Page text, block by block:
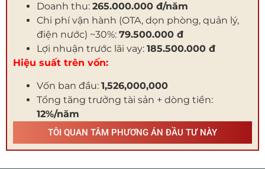
Doanh thu: 265.000.000 đ/năm
Chi phí vận hành (OTA, dọn phòng, quản lý,
điện nước) ~30%: 79.500.000 đ
Lợi nhuận trước lãi vay: 185.500.000 đ
Hiệu suất trên vốn:
Vốn ban đầu: 1,526,000,000
Tổng tăng trưởng tài sản + dòng tiền:
12%/năm
TÔI QUAN TÂM PHƯƠNG ÁN ĐẦU TƯ NÀY